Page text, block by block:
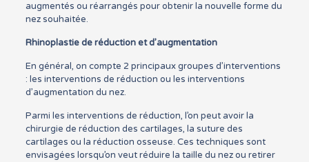
augmentés ou réarrangés pour obtenir la nouvelle forme du
nez souhaitée.
Rhinoplastie de réduction et d’augmentation
En général, on compte 2 principaux groupes d’interventions
: les interventions de réduction ou les interventions
d’augmentation du nez.
Parmi les interventions de réduction, l’on peut avoir la
chirurgie de réduction des cartilages, la suture des
cartilages ou la réduction osseuse. Ces techniques sont
envisagées lorsqu’on veut réduire la taille du nez ou retirer